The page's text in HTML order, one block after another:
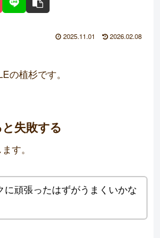
2025.11.01 2026.02.08
の植杉です。
失敗する
す。
に頑張ったはずがうまくいかな